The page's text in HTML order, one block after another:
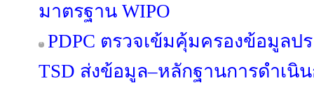
มาตรฐาน WIPO
PDPC ตรวจเข้มคุ้มครองข้อมูลป
TSD ส่งข้อมูล–หลักฐานการดำเนิ